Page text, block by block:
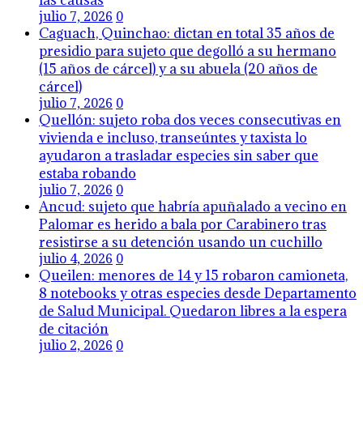
julio 7, 2026 0
Caguach, Quinchao: dictan en total 35 años de
presidio para sujeto que degolló a su hermano
(15 años de cárcel) y a su abuela (20 años de
cárcel)
julio 7, 2026 0
Quellón: sujeto roba dos veces consecutivas en
vivienda e incluso, transeúntes y taxista lo
ayudaron a trasladar especies sin saber que
estaba robando
julio 7, 2026 0
Ancud: sujeto que habría apuñalado a vecino en
Palomar es herido a bala por Carabinero tras
resistirse a su detención usando un cuchillo
julio 4, 2026 0
Queilen: menores de 14 y 15 robaron camioneta,
8 notebooks y otras especies desde Departamento
de Salud Municipal. Quedaron libres a la espera
de citación
julio 2, 2026 0